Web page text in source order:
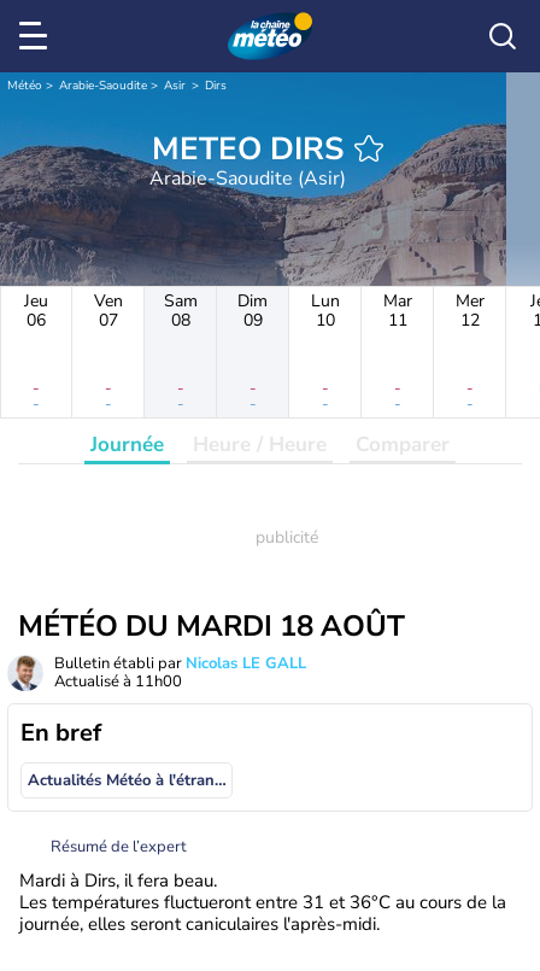
Météo Arabie-Saoudite Asir Dirs
METEO DIRS
Arabie-Saoudite (Asir)
Jeu
06
-
-
Ven
07
-
-
Sam
08
-
-
Dim
09
-
-
Lun
10
-
-
Mar
11
-
-
Mer
12
-
-
Journée Heure / Heure Comparer
MÉTÉO DU MARDI 18 AOÛT
Bulletin établi par Nicolas LE GALL
Actualisé à 11h00
En bref
Actualités Météo à l'étranger
Résumé de l’expert
Mardi à Dirs, il fera beau.
Les températures fluctueront entre 31 et 36°C au cours de la
journée, elles seront caniculaires l'après-midi.